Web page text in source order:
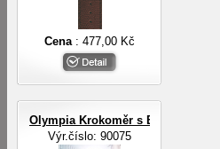
Cena : 477,00 Kč
Olympia Krokoměr s EL osvětlením
Výr.číslo: 90075